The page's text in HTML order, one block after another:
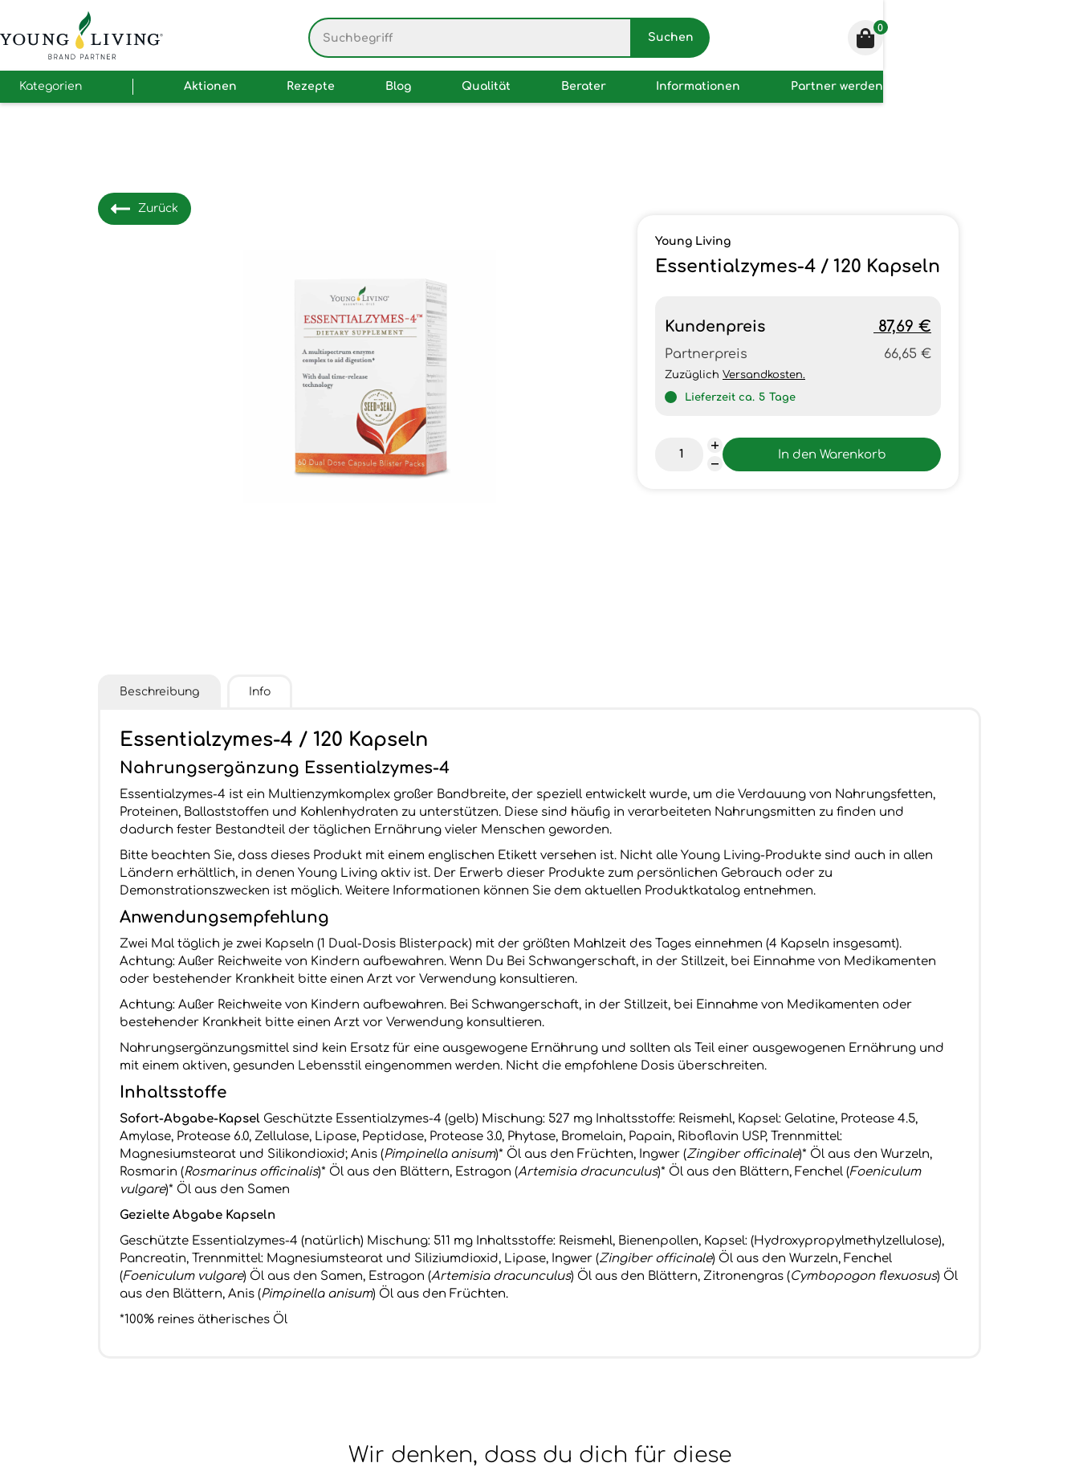
0
Kategorien Aktionen Rezepte Blog Qualität Berater Informationen Partner werden
Young Living
Essentialzymes-4 / 120 Kapseln
Kundenpreis 87,69 €
Partnerpreis 66,65 €
Zuzüglich Versandkosten.
Lieferzeit ca. 5 Tage
Zurück
Beschreibung Info
Essentialzymes-4 / 120 Kapseln
Nahrungsergänzung Essentialzymes-4
Essentialzymes-4 ist ein Multienzymkomplex großer Bandbreite, der speziell entwickelt wurde, um die Verdauung von Nahrungsfetten,
Proteinen, Ballaststoffen und Kohlenhydraten zu unterstützen. Diese sind häufig in verarbeiteten Nahrungsmitten zu finden und
dadurch fester Bestandteil der täglichen Ernährung vieler Menschen geworden.
Bitte beachten Sie, dass dieses Produkt mit einem englischen Etikett versehen ist. Nicht alle Young Living-Produkte sind auch in allen
Ländern erhältlich, in denen Young Living aktiv ist. Der Erwerb dieser Produkte zum persönlichen Gebrauch oder zu
Demonstrationszwecken ist möglich. Weitere Informationen können Sie dem aktuellen Produktkatalog entnehmen.
Anwendungsempfehlung
Zwei Mal täglich je zwei Kapseln (1 Dual-Dosis Blisterpack) mit der größten Mahlzeit des Tages einnehmen (4 Kapseln insgesamt).
Achtung: Außer Reichweite von Kindern aufbewahren. Wenn Du Bei Schwangerschaft, in der Stillzeit, bei Einnahme von Medikamenten
oder bestehender Krankheit bitte einen Arzt vor Verwendung konsultieren.
Achtung: Außer Reichweite von Kindern aufbewahren. Bei Schwangerschaft, in der Stillzeit, bei Einnahme von Medikamenten oder
bestehender Krankheit bitte einen Arzt vor Verwendung konsultieren.
Nahrungsergänzungsmittel sind kein Ersatz für eine ausgewogene Ernährung und sollten als Teil einer ausgewogenen Ernährung und
mit einem aktiven, gesunden Lebensstil eingenommen werden. Nicht die empfohlene Dosis überschreiten.
Inhaltsstoffe
Sofort-Abgabe-Kapsel Geschützte Essentialzymes-4 (gelb) Mischung: 527 mg Inhaltsstoffe: Reismehl, Kapsel: Gelatine, Protease 4.5,
Amylase, Protease 6.0, Zellulase, Lipase, Peptidase, Protease 3.0, Phytase, Bromelain, Papain, Riboflavin USP, Trennmittel:
Magnesiumstearat und Silikondioxid; Anis (Pimpinella anisum)* Öl aus den Früchten, Ingwer (Zingiber ofﬁcinale)* Öl aus den Wurzeln,
Rosmarin (Rosmarinus ofﬁcinalis)* Öl aus den Blättern, Estragon (Artemisia dracunculus)* Öl aus den Blättern, Fenchel (Foeniculum
vulgare)* Öl aus den Samen
Gezielte Abgabe Kapseln
Geschützte Essentialzymes-4 (natürlich) Mischung: 511 mg Inhaltsstoffe: Reismehl, Bienenpollen, Kapsel: (Hydroxypropylmethylzellulose),
Pancreatin, Trennmittel: Magnesiumstearat und Siliziumdioxid, Lipase, Ingwer (Zingiber officinale) Öl aus den Wurzeln, Fenchel
(Foeniculum vulgare) Öl aus den Samen, Estragon (Artemisia dracunculus) Öl aus den Blättern, Zitronengras (Cymbopogon flexuosus) Öl
aus den Blättern, Anis (Pimpinella anisum) Öl aus den Früchten.
*100% reines ätherisches Öl
Wir denken, dass du dich für diese